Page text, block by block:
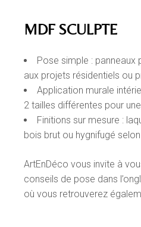
MDF SCULPTE
Pose simple : panneaux
aux projets résidentiels ou
Application murale
2 tailles différentes pour
Finitions sur mesure :
bois brut ou hygnifugé
ArtEnDéco vous invite à
conseils de pose dans
où vous retrouverez